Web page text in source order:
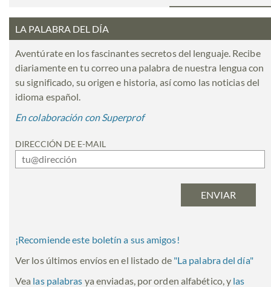
LA PALABRA DEL DÍA
Aventúrate en los fascinantes secretos del lenguaje. Recibe
diariamente en tu correo una palabra de nuestra lengua con
su significado, su origen e historia, así como las noticias del
idioma español.
En colaboración con Superprof
DIRECCIÓN DE E-MAIL
¡Recomiende este boletín a sus amigos!
Ver los últimos envíos en el listado de "La palabra del día"
Vea las palabras ya enviadas, por orden alfabético, y las